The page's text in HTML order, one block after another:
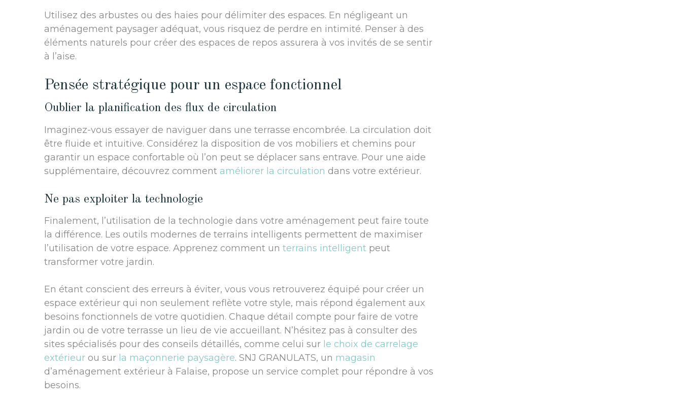
Utilisez des arbustes ou des haies pour délimiter des espaces. En négligeant un
aménagement paysager adéquat, vous risquez de perdre en intimité. Penser à des
éléments naturels pour créer des espaces de repos assurera à vos invités de se sentir
à l’aise.
Pensée stratégique pour un espace fonctionnel
Oublier la planification des flux de circulation
Imaginez-vous essayer de naviguer dans une terrasse encombrée. La circulation doit
être fluide et intuitive. Considérez la disposition de vos mobiliers et chemins pour
garantir un espace confortable où l’on peut se déplacer sans entrave. Pour une aide
supplémentaire, découvrez comment améliorer la circulation dans votre extérieur.
Ne pas exploiter la technologie
Finalement, l’utilisation de la technologie dans votre aménagement peut faire toute
la différence. Les outils modernes de terrains intelligents permettent de maximiser
l’utilisation de votre espace. Apprenez comment un terrains intelligent peut
transformer votre jardin.
En étant conscient des erreurs à éviter, vous vous retrouverez équipé pour créer un
espace extérieur qui non seulement reflète votre style, mais répond également aux
besoins fonctionnels de votre quotidien. Chaque détail compte pour faire de votre
jardin ou de votre terrasse un lieu de vie accueillant. N’hésitez pas à consulter des
sites spécialisés pour des conseils détaillés, comme celui sur le choix de carrelage
extérieur ou sur la maçonnerie paysagère. SNJ GRANULATS, un magasin
d’aménagement extérieur à Falaise, propose un service complet pour répondre à vos
besoins.